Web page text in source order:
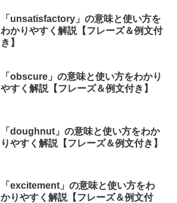
「unsatisfactory」の意味と使い方を
わかりやすく解説【フレーズ＆例文付
き】
「obscure」の意味と使い方をわかり
やすく解説【フレーズ＆例文付き】
「doughnut」の意味と使い方をわか
りやすく解説【フレーズ＆例文付き】
「excitement」の意味と使い方をわ
かりやすく解説【フレーズ＆例文付